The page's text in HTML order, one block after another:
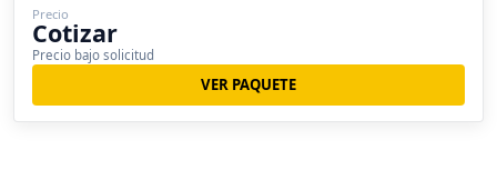
Precio
Cotizar
Precio bajo solicitud
VER PAQUETE